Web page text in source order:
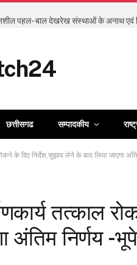
छत्तीसगढ सम्पादकीय
के दिए निर्देश,सुझाव लेने के बाद लिया जाएगा
तत्काल
अंतिम निर्णय -